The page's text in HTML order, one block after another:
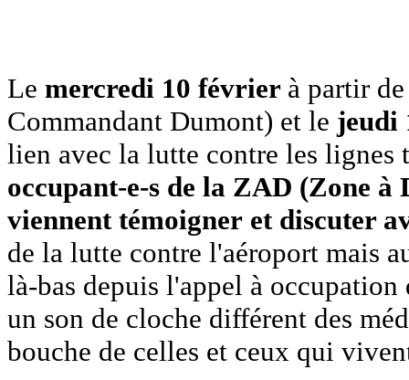
Le mercredi 10 février à partir de
Commandant Dumont) et le jeudi
lien avec la lutte contre les lignes
occupant-e-s de la ZAD (Zone à
viennent témoigner et discuter
de la lutte contre l'aéroport mais
là-bas depuis l'appel à
un son de cloche différent des
bouche de celles et ceux qui